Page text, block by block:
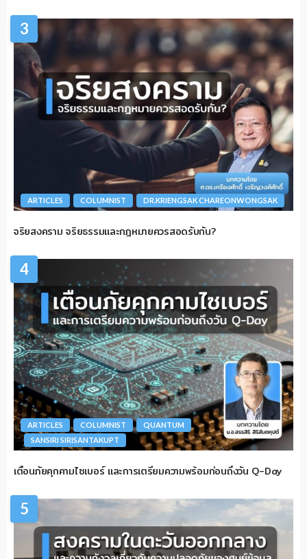
3
ARTICLES COLUMNIST DR.KRIENGSAK CHAREONWONGSAK
จริยสงคราม จริยธรรมและกฎหมายควรสอดรับกัน?
4
ARTICLES COLUMNIST
QUANTUM
SANSIRI SIRISANTAKUPT
เตือนภัยคุกคามไซเบอร์ และการเตรียมความพร้อมก่อนถึงวัน Q-Day
5